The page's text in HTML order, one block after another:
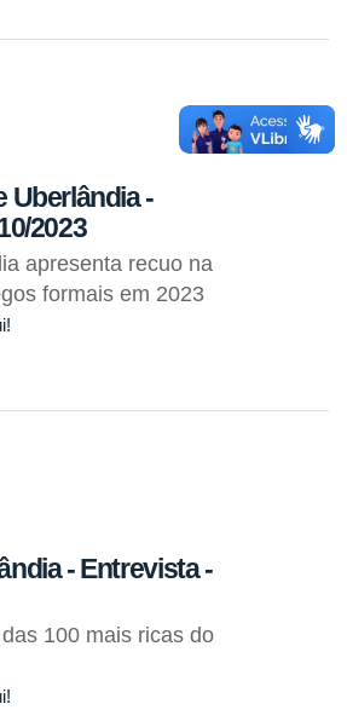
Uberlândia -
2023
apresenta recuo na
formais em 2023
- Entrevista -
100 mais ricas do